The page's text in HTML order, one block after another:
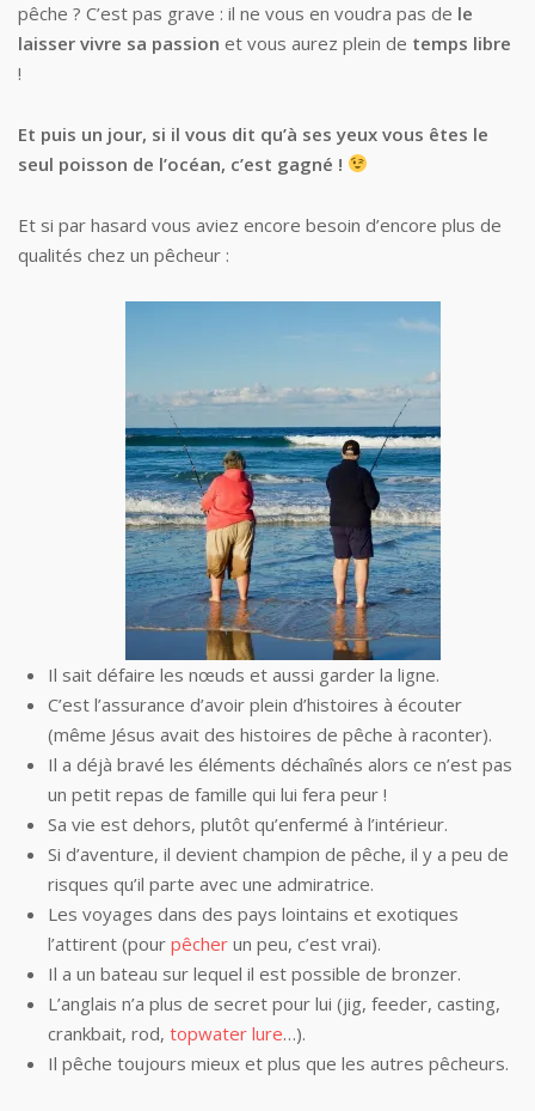
pêche ? C’est pas grave : il ne vous en voudra pas de le
laisser vivre sa passion et vous aurez plein de temps libre
!
Et puis un jour, si il vous dit qu’à ses yeux vous êtes le
seul poisson de l’océan, c’est gagné !
Et si par hasard vous aviez encore besoin d’encore plus de
qualités chez un pêcheur :
Il sait défaire les nœuds et aussi garder la ligne.
C’est l’assurance d’avoir plein d’histoires à écouter
(même Jésus avait des histoires de pêche à raconter).
Il a déjà bravé les éléments déchaînés alors ce n’est pas
un petit repas de famille qui lui fera peur !
Sa vie est dehors, plutôt qu’enfermé à l’intérieur.
Si d’aventure, il devient champion de pêche, il y a peu de
risques qu’il parte avec une admiratrice.
Les voyages dans des pays lointains et exotiques
l’attirent (pour pêcher un peu, c’est vrai).
Il a un bateau sur lequel il est possible de bronzer.
L’anglais n’a plus de secret pour lui (jig, feeder, casting,
crankbait, rod, topwater lure…).
Il pêche toujours mieux et plus que les autres pêcheurs.